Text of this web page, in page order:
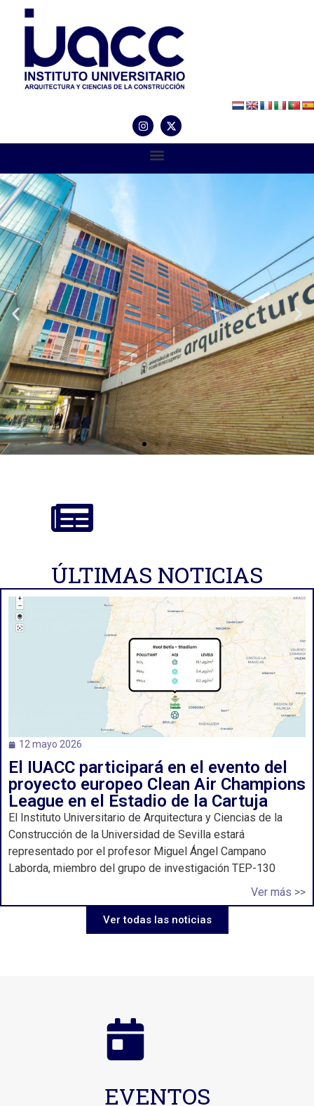
ÚLTIMAS NOTICIAS
12 mayo 2026
El IUACC participará en el evento del
proyecto europeo Clean Air Champions
League en el Estadio de la Cartuja
El Instituto Universitario de Arquitectura y Ciencias de la
Construcción de la Universidad de Sevilla estará
representado por el profesor Miguel Ángel Campano
Laborda, miembro del grupo de investigación TEP-130
Ver más >>
Ver todas las noticias
EVENTOS